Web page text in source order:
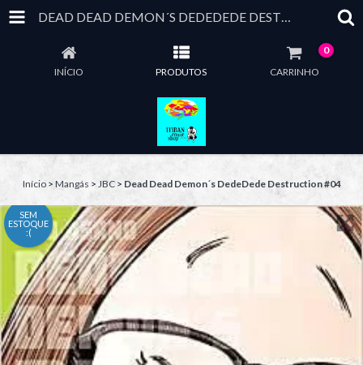
DEAD DEAD DEMON´S DEDEDEDE DESTRUCTION #04
INÍCIO PRODUTOS CARRINHO
0
Início > Mangás > JBC > Dead Dead Demon´s DedeDede Destruction #04
SEM
ESTOQUE
:(